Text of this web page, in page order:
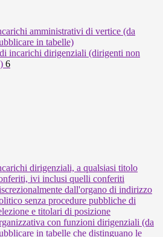
amministrativi di vertice (da
in tabelle)
incarichi dirigenziali (dirigenti non
6
dirigenziali, a qualsiasi titolo
ivi inclusi quelli conferiti
dall'organo di indirizzo
senza procedure pubbliche di
e titolari di posizione
con funzioni dirigenziali (da
in tabelle che distinguano le